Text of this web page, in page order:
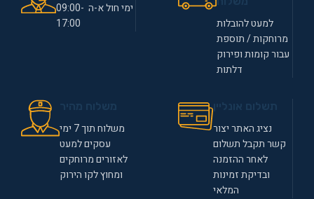
למעט להובלות
מרוחקות / תוספת
עבור קומות ופירוק
דלתות
ימי חול א-ה 09:00-
17:00
נציג האתר יצור
קשר תקבל תשלום
לאחר ההזמנה
ובדיקת זמינות
המלאי
משלוח תוך 7 ימי
עסקים למעט
לאזורים מרוחקים
ומחוץ לקו הירוק